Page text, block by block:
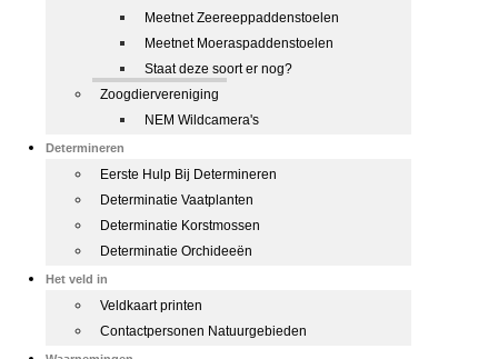
Meetnet Zeereeppaddenstoelen
Meetnet Moeraspaddenstoelen
Staat deze soort er nog?
Zoogdiervereniging
NEM Wildcamera's
Determineren
Eerste Hulp Bij Determineren
Determinatie Vaatplanten
Determinatie Korstmossen
Determinatie Orchideeën
Het veld in
Veldkaart printen
Contactpersonen Natuurgebieden